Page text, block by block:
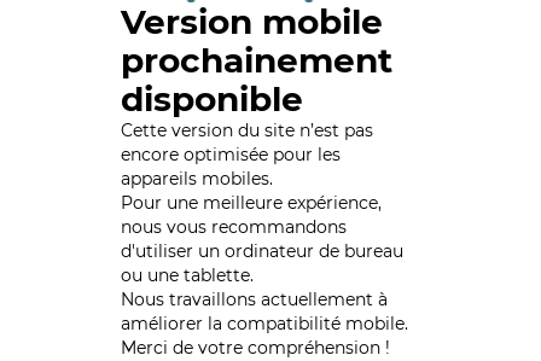
Version mobile
prochainement
disponible
Cette version du site n’est pas
encore optimisée pour les
appareils mobiles.
Pour une meilleure expérience,
nous vous recommandons
d'utiliser un ordinateur de bureau
ou une tablette.
Nous travaillons actuellement à
améliorer la compatibilité mobile.
Merci de votre compréhension !